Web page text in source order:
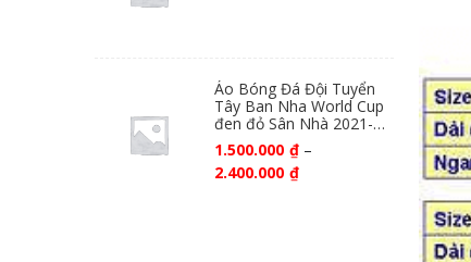
Áo Bóng Đá Đội Tuyển
Tây Ban Nha World Cup
đen đỏ Sân Nhà 2021-
2022
1.500.000 ₫ –
2.400.000 ₫